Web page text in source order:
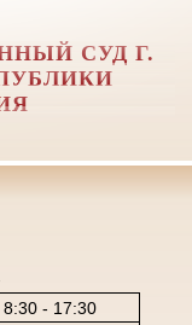
СУД Г.
8:30 - 17:30